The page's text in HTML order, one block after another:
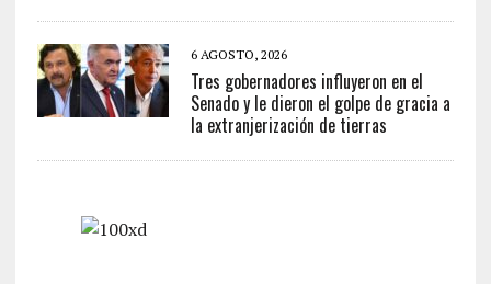
6 AGOSTO, 2026
Tres gobernadores influyeron en el
Senado y le dieron el golpe de gracia a
la extranjerización de tierras